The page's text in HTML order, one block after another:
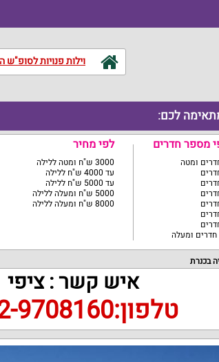
וילות פנויות לסופ"ש
לכם:
מספר חדרים לפי מחיר
3000 ש"ח ומטה ללילה
עד 4000 ש"ח ללילה
עד 5000 ש"ח ללילה
5000 ש"ח ומעלה ללילה
8000 ש"ח ומעלה ללילה
בכנרת
איש קשר : ציפי
טלפון:052-9708160